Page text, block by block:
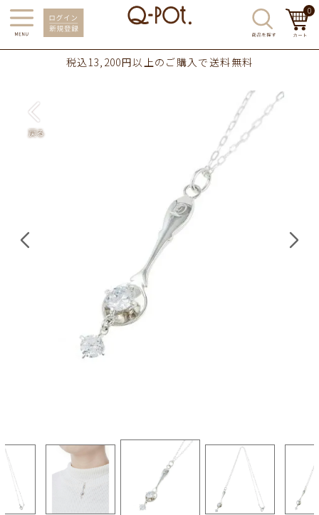
0
税込13,200円以上のご購入で送料無料